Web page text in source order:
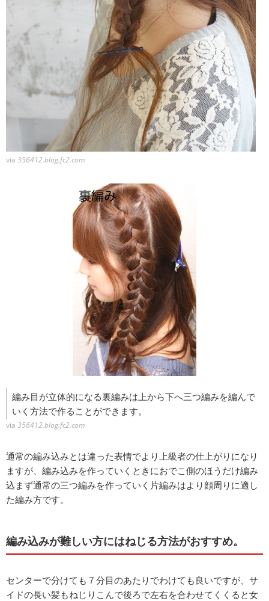
via 356412.blog.fc2.com
編み目が立体的になる裏編みは上から下へ三つ編みを編んで
いく方法で作ることができます。
via 356412.blog.fc2.com
通常の編み込みとは違った表情でより上級者の仕上がりになり
ますが、編み込みを作っていくときにおでこ側のほうだけ編み
込まず通常の三つ編みを作っていく片編みはより顔周りに適し
た編み方です。
編み込みが難しい方にはねじる方法がおすすめ。
センターで分けても７分目のあたりでわけても良いですが、サ
イドの長い髪もねじりこんで後ろで左右を合わせてくくると女